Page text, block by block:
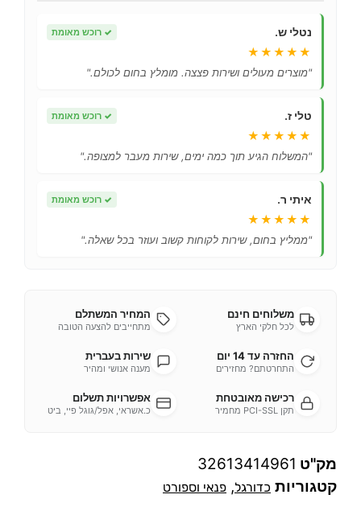
נטלי ש. ✓ רוכש מאומת
★★★★★
"מוצרים מעולים ושירות פצצה. מומלץ בחום לכולם."
טלי ז. ✓ רוכש מאומת
★★★★★
"המשלוח הגיע תוך כמה ימים, שירות מעבר למצופה."
איתי ר. ✓ רוכש מאומת
★★★★★
"ממליץ בחום, שירות לקוחות קשוב ועוזר בכל שאלה."
משלוחים חינם
לכל חלקי הארץ
המחיר המשתלם
מתחייבים להצעה הטובה
החזרה עד 14 יום
התחרטתם? מחזירים
שירות בעברית
מענה אנושי ומהיר
רכישה מאובטחת
תקן PCI-SSL מחמיר
אפשרויות תשלום
כ.אשראי, אפל/גוגל פיי, ביט
מק"ט 32613414961
קטגוריות כדורגל, פנאי וספורט